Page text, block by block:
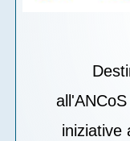
iniziative